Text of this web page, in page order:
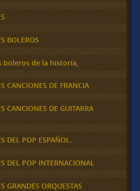
BOLEROS
boleros de la historia,
CANCIONES DE FRANCIA
CANCIONES DE GUITARRA
DEL POP ESPAÑOL.
DEL POP INTERNACIONAL
GRANDES ORQUESTAS